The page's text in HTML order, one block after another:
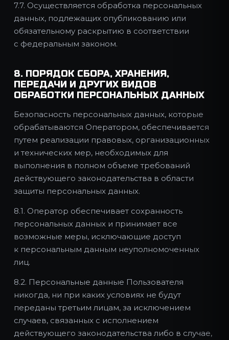
7.7. Осуществляется обработка персональных
данных, подлежащих опубликованию или
обязательному раскрытию в соответствии
с федеральным законом.
8. ПОРЯДОК СБОРА, ХРАНЕНИЯ,
ПЕРЕДАЧИ И ДРУГИХ ВИДОВ
ОБРАБОТКИ ПЕРСОНАЛЬНЫХ ДАННЫХ
Безопасность персональных данных, которые
обрабатываются Оператором, обеспечивается
путем реализации правовых, организационных
и технических мер, необходимых для
выполнения в полном объеме требований
действующего законодательства в области
защиты персональных данных.
8.1. Оператор обеспечивает сохранность
персональных данных и принимает все
возможные меры, исключающие доступ
к персональным данным неуполномоченных
лиц.
8.2. Персональные данные Пользователя
никогда, ни при каких условиях не будут
переданы третьим лицам, за исключением
случаев, связанных с исполнением
действующего законодательства либо в случае,